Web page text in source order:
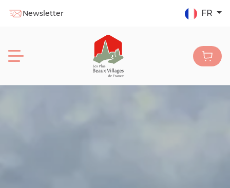
Newsletter FR